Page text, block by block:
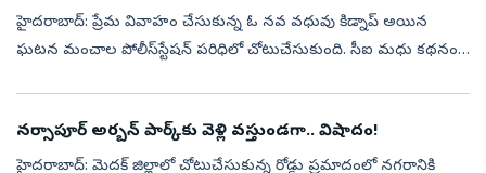
హైదరాబాద్‌: ప్రేమ వివాహం చేసుకున్న ఓ నవ వధువు కిడ్నాప్‌ అయిన
ఘటన మంచాల పోలీస్‌స్టేషన్‌ పరిధిలో చోటుచేసుకుంది. సీఐ మధు కథనం
నర్సాపూర్‌ అర్బన్‌ పార్క్‌కు వెళ్లి వస్తుండగా.. విషాదం!
హైదరాబాద్‌: మెదక్‌ జిల్లాలో చోటుచేసుకున్న రోడ్డు ప్రమాదంలో నగరానికి